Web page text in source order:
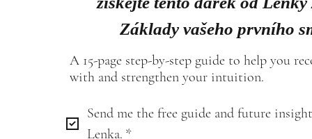
Základy vašeho prvního
A 15-page step-by-step guide to help you
with and strengthen your intuition.
Send me the free guide and future
Lenka. *